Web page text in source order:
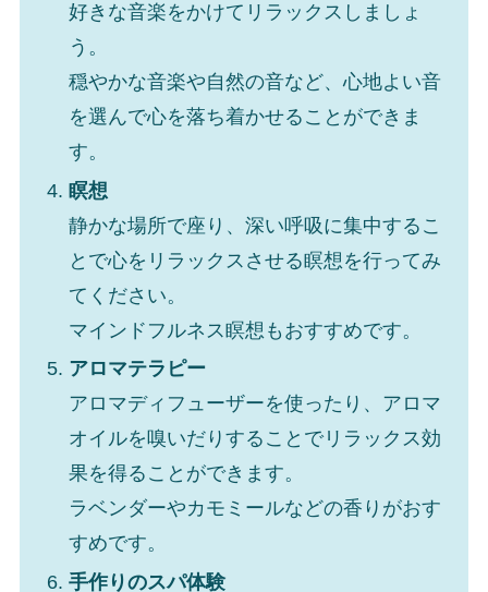
好きな音楽をかけてリラックスしましょ
う。
穏やかな音楽や自然の音など、心地よい音
を選んで心を落ち着かせることができま
す。
瞑想
静かな場所で座り、深い呼吸に集中するこ
とで心をリラックスさせる瞑想を行ってみ
てください。
マインドフルネス瞑想もおすすめです。
アロマテラピー
アロマディフューザーを使ったり、アロマ
オイルを嗅いだりすることでリラックス効
果を得ることができます。
ラベンダーやカモミールなどの香りがおす
すめです。
手作りのスパ体験